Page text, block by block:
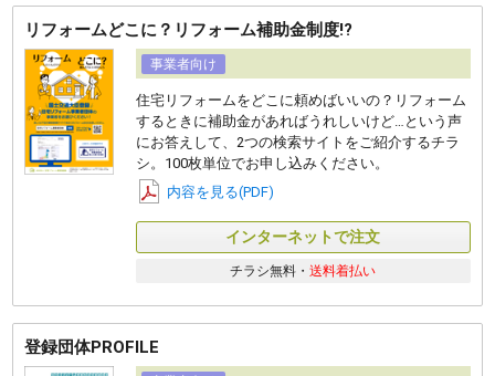
リフォームどこに？リフォーム補助金制度!?
事業者向け
住宅リフォームをどこに頼めばいいの？リフォーム
するときに補助金があればうれしいけど…という声
にお答えして、2つの検索サイトをご紹介するチラ
シ。100枚単位でお申し込みください。
内容を見る(PDF)
インターネットで注文
チラシ無料・送料着払い
登録団体PROFILE